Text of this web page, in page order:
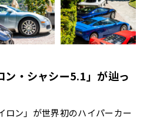
ン・シャシー5.1」が辿っ
ロン」が世界初のハイパーカー